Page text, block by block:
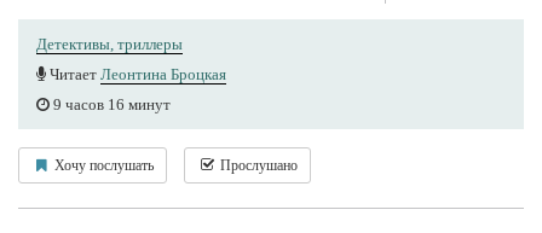
Детективы, триллеры
Читает Леонтина Броцкая
9 часов 16 минут
Хочу послушать Прослушано